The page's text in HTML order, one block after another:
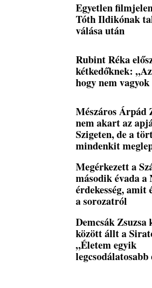
Egyetlen
Tóth Ildikónak
válása után
Rubint Réka
kétkedőknek:
hogy nem
Mészáros Árpád
nem akart az
Szigeten, de a
mindenkit
Megérkezett a
második évada
érdekesség, amit
a sorozatról
Demcsák Zsuzsa
között állt a
„Életem egyik